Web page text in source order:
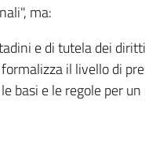
ma:
e di tutela dei
il livello di
basi e le regole per